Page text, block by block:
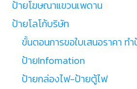
ป้ายโฆษณาแขวนเพดาน
ป้ายโลโก้บริษัท
ขั้นตอนการขอใบเสนอราคา ท
ป้ายInfomation
ป้ายกล่องไฟ-ป้ายตู้ไฟ